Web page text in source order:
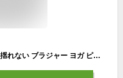
スポーツブラ ナイトブラ ハーフトップ 揺れない ブラジャー ヨガ ピラティス ランニング 陸上 ジュニアブラ Mie-Mie